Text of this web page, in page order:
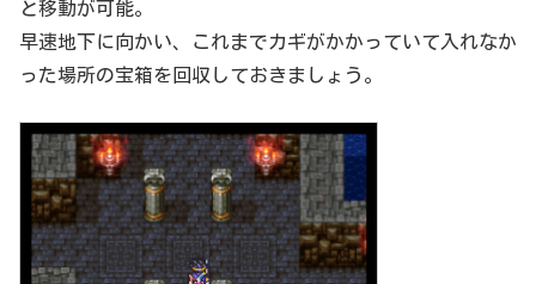
と移動が可能。
早速地下に向かい、これまでカギがかかっていて入れなか
った場所の宝箱を回収しておきましょう。